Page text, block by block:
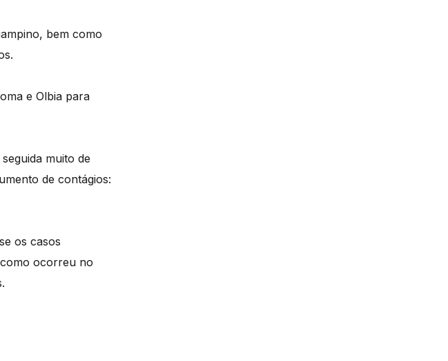
bem como
e Olbia para
muito de
de contágios:
os casos
ocorreu no